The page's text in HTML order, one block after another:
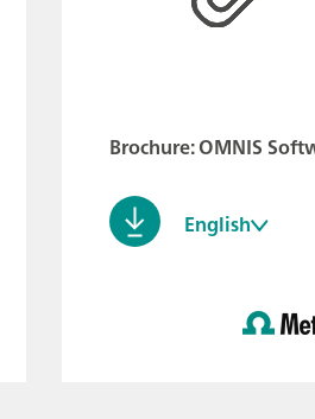
Brochure: OMNIS
English